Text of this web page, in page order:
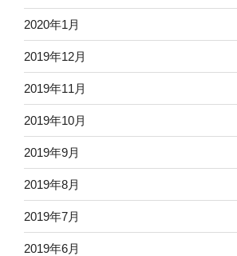
2020年1月
2019年12月
2019年11月
2019年10月
2019年9月
2019年8月
2019年7月
2019年6月